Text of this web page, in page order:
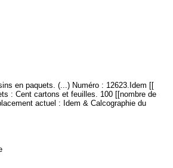
en paquets. (...) Numéro : 12623.Idem [[
: Cent cartons et feuilles. 100 [[nombre de
actuel : Idem & Calcographie du